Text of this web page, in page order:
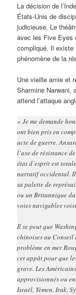
La décision de
États-Unis de
judicieuse. Le
avec les Five Eyes
compliqué. Il existe
phénomène de la
Une vieille amie et
Sharmine Narwani,
attend l’attaque
« Je me demande
ont bien pris en
acte de guerre.
l’axe de résistance
état d’esprit est
narratif occidental. Il
sa palette de
ou un Britannique
voies navigables
Il se peut que
chinoises au Conseil
problème en mer
cet appât pour que
grave. Les
approvisionnés ou
Israël, Yémen, Irak,